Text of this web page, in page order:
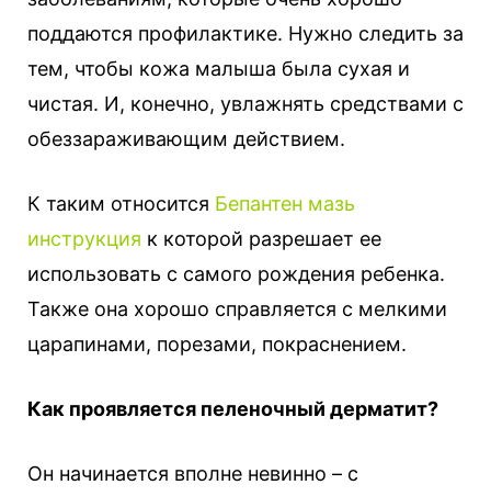
поддаются профилактике. Нужно следить за
тем, чтобы кожа малыша была сухая и
чистая. И, конечно, увлажнять средствами с
обеззараживающим действием.
К таким относится Бепантен мазь
инструкция к которой разрешает ее
использовать с самого рождения ребенка.
Также она хорошо справляется с мелкими
царапинами, порезами, покраснением.
Как проявляется пеленочный дерматит?
Он начинается вполне невинно – с